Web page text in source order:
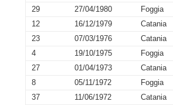
29
27/04/1980 Foggia
12
16/12/1979 Catania
23
07/03/1976 Catania
4
19/10/1975 Foggia
27
01/04/1973 Catania
8
05/11/1972 Foggia
37
11/06/1972 Catania